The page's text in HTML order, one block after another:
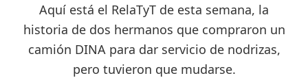
Aquí está el RelaTyT de esta semana, la
historia de dos hermanos que compraron un
camión DINA para dar servicio de nodrizas,
pero tuvieron que mudarse.